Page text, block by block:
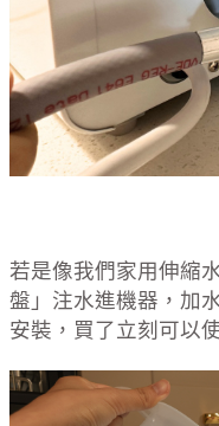
若是像我們家用伸縮
盤」注水進機器，加
安裝，買了立刻可以